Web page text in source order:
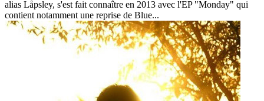
alias Låpsley, s'est fait connaître en 2013 avec l'EP "Monday" qui
contient notamment une reprise de Blue...